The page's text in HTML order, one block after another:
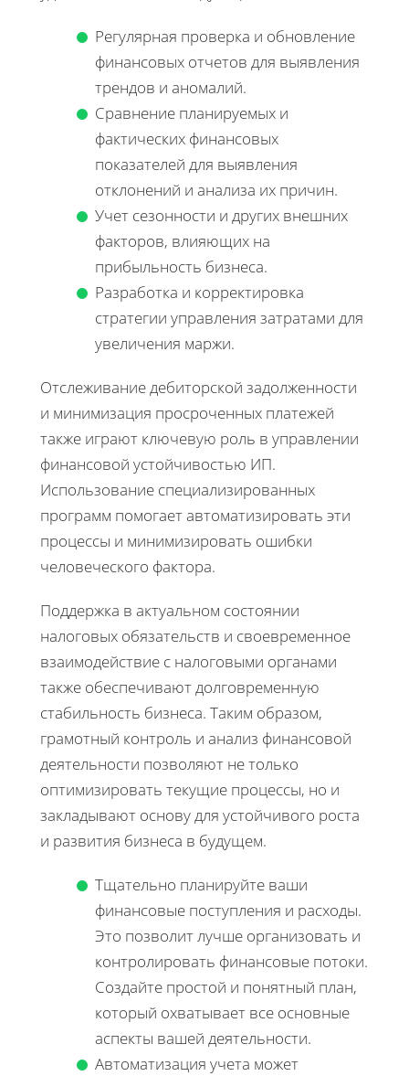
Регулярная проверка и обновление
финансовых отчетов для выявления
трендов и аномалий.
Сравнение планируемых и
фактических финансовых
показателей для выявления
отклонений и анализа их причин.
Учет сезонности и других внешних
факторов, влияющих на
прибыльность бизнеса.
Разработка и корректировка
стратегии управления затратами для
увеличения маржи.
Отслеживание дебиторской задолженности
и минимизация просроченных платежей
также играют ключевую роль в управлении
финансовой устойчивостью ИП.
Использование специализированных
программ помогает автоматизировать эти
процессы и минимизировать ошибки
человеческого фактора.
Поддержка в актуальном состоянии
налоговых обязательств и своевременное
взаимодействие с налоговыми органами
также обеспечивают долговременную
стабильность бизнеса. Таким образом,
грамотный контроль и анализ финансовой
деятельности позволяют не только
оптимизировать текущие процессы, но и
закладывают основу для устойчивого роста
и развития бизнеса в будущем.
Тщательно планируйте ваши
финансовые поступления и расходы.
Это позволит лучше организовать и
контролировать финансовые потоки.
Создайте простой и понятный план,
который охватывает все основные
аспекты вашей деятельности.
Автоматизация учета может